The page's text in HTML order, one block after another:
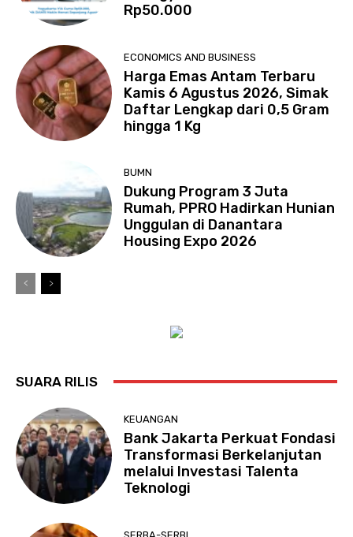
Rp50.000
ECONOMICS AND BUSINESS
Harga Emas Antam Terbaru
Kamis 6 Agustus 2026, Simak
Daftar Lengkap dari 0,5 Gram
hingga 1 Kg
BUMN
Dukung Program 3 Juta
Rumah, PPRO Hadirkan Hunian
Unggulan di Danantara
Housing Expo 2026
SUARA RILIS
KEUANGAN
Bank Jakarta Perkuat Fondasi
Transformasi Berkelanjutan
melalui Investasi Talenta
Teknologi